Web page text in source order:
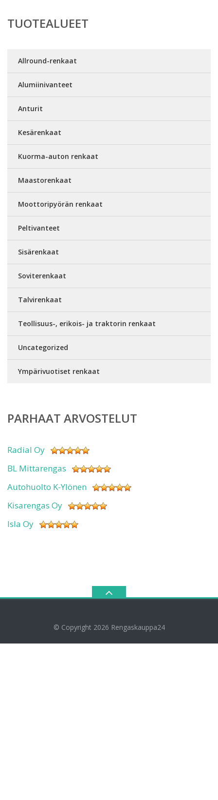
TUOTEALUEET
Allround-renkaat
Alumiinivanteet
Anturit
Kesärenkaat
Kuorma-auton renkaat
Maastorenkaat
Moottoripyörän renkaat
Peltivanteet
Sisärenkaat
Soviterenkaat
Talvirenkaat
Teollisuus-, erikois- ja traktorin renkaat
Uncategorized
Ympärivuotiset renkaat
PARHAAT ARVOSTELUT
Radial Oy
BL Mittarengas
Autohuolto K-Ylönen
Kisarengas Oy
Isla Oy
© Copyright 2026 Rengaskauppa24